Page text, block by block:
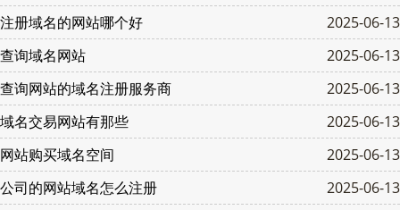
注册域名的网站哪个好
2025-06-13
查询域名网站
2025-06-13
查询网站的域名注册服务商
2025-06-13
域名交易网站有那些
2025-06-13
网站购买域名空间
2025-06-13
公司的网站域名怎么注册
2025-06-13